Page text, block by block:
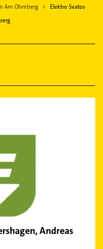
Am Ohmberg
Elektro Svatos
Andreas